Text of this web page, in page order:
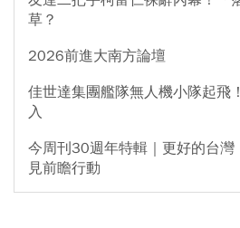
草？
2026前進大南方論壇
佳世達集團艦隊無人機小隊起飛
入
今周刊30週年特輯｜更好的台灣
見前瞻行動